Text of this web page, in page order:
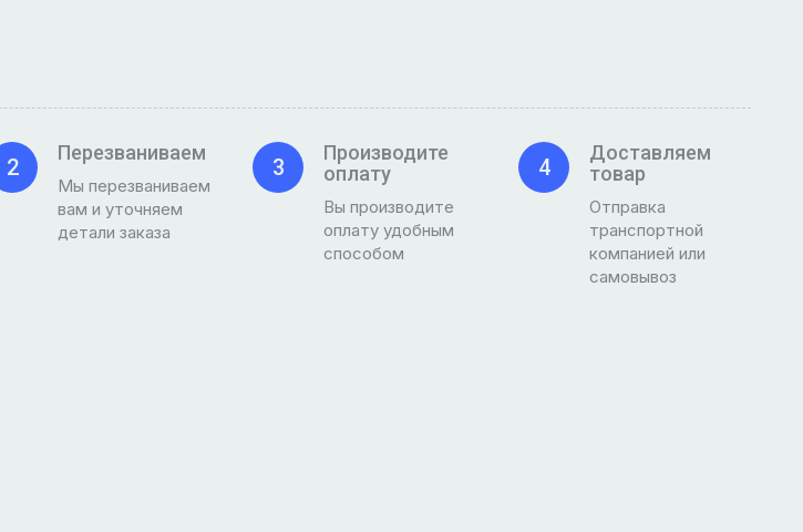
2
Перезваниваем
Мы перезваниваем
вам и уточняем
детали заказа
3
Производите
оплату
Вы производите
оплату удобным
способом
4
Доставляем
товар
Отправка
транспортной
компанией или
самовывоз